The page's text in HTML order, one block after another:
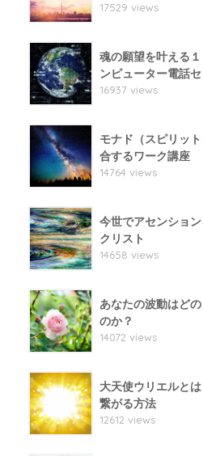
17529 views
魂の願望を叶える
ンピューター電話
16937 views
モナド（スピリッ
合するワーク講座
14764 views
今世でアセンショ
クリスト
14658 views
あなたの波動はど
のか？
14072 views
大天使ウリエルと
繋がる方法
12612 views